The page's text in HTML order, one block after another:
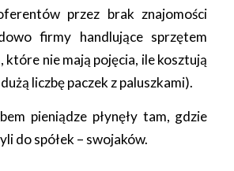
przez brak znajomości
firmy handlujące sprzętem
nie mają pojęcia, ile kosztują
liczbę paczek z paluszkami).
pieniądze płynęły tam, gdzie
do spółek – swojaków.